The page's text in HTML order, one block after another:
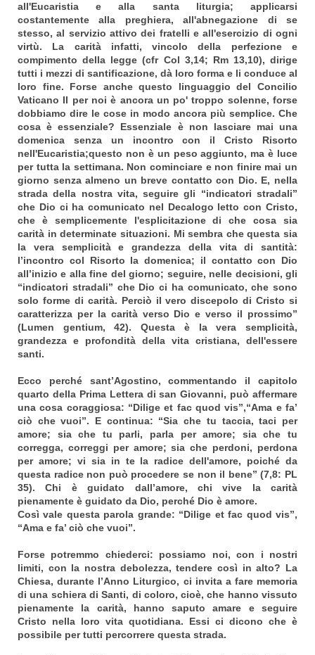
all'Eucaristia e alla santa liturgia; applicarsi
costantemente alla preghiera,all'abnegazione di se
stesso, al servizio attivo dei fratelli e all'esercizio di ogni
virtù. La carità infatti, vincolo della perfezione e
compimento della legge (cfr Col 3,14; Rm 13,10), dirige
tutti i mezzi di santificazione, dà loro forma e li conduce al
loro fine. Forse anche questo linguaggio del Concilio
Vaticano II per noi è ancora un po' troppo solenne, forse
dobbiamo dire le cose in modo ancora più semplice. Che
cosa è essenziale? Essenziale è non lasciare mai una
domenica senza un incontro con il Cristo Risorto
nell'Eucaristia;questo non è un peso aggiunto, ma è luce
per tutta la settimana. Non cominciare e non finire mai un
giorno senza almeno un breve contatto con Dio. E, nella
strada della nostra vita, seguire gli “indicatori stradali”
che Dio ci ha comunicato nel Decalogo letto con Cristo,
che è semplicemente l'esplicitazione di che cosa sia
carità in determinate situazioni. Mi sembra che questa sia
la vera semplicità e grandezza della vita di santità:
l’incontro col Risorto la domenica; il contatto con Dio
all’inizio e alla fine del giorno; seguire, nelle decisioni, gli
“indicatori stradali” che Dio ci ha comunicato, che sono
solo forme di carità. Perciò il vero discepolo di Cristo si
caratterizza per la carità verso Dio e verso il prossimo”
(Lumen gentium, 42). Questa è la vera semplicità,
grandezza e profondità della vita cristiana, dell'essere
santi.
Ecco perché sant’Agostino, commentando il capitolo
quarto della Prima Lettera di san Giovanni, può affermare
una cosa coraggiosa: “Dilige et fac quod vis”,“Ama e fa’
ciò che vuoi”. E continua: “Sia che tu taccia, taci per
amore; sia che tu parli, parla per amore; sia che tu
corregga, correggi per amore; sia che perdoni, perdona
per amore; vi sia in te la radice dell'amore, poiché da
questa radice non può procedere se non il bene” (7,8: PL
35). Chi è guidato dall’amore, chi vive la carità
pienamente è guidato da Dio, perché Dio è amore.
Così vale questa parola grande: “Dilige et fac quod vis”,
“Ama e fa’ ciò che vuoi”.
Forse potremmo chiederci: possiamo noi, con i nostri
limiti, con la nostra debolezza, tendere così in alto? La
Chiesa, durante l’Anno Liturgico, ci invita a fare memoria
di una schiera di Santi, di coloro, cioè, che hanno vissuto
pienamente la carità, hanno saputo amare e seguire
Cristo nella loro vita quotidiana. Essi ci dicono che è
possibile per tutti percorrere questa strada.